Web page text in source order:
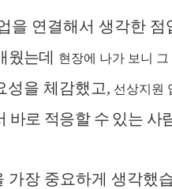
을 연결해서 생각한 점
웠는데 현장에 나가 보니
성을 체감했고, 선상지원
바로 적응할 수 있는 사
가장 중요하게 생각했